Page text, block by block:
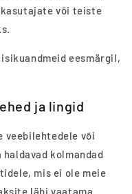
või teiste
eesmärgil,
ja lingid
veebilehtedele või
kolmandad
mis ei ole meie
läbi vaatama